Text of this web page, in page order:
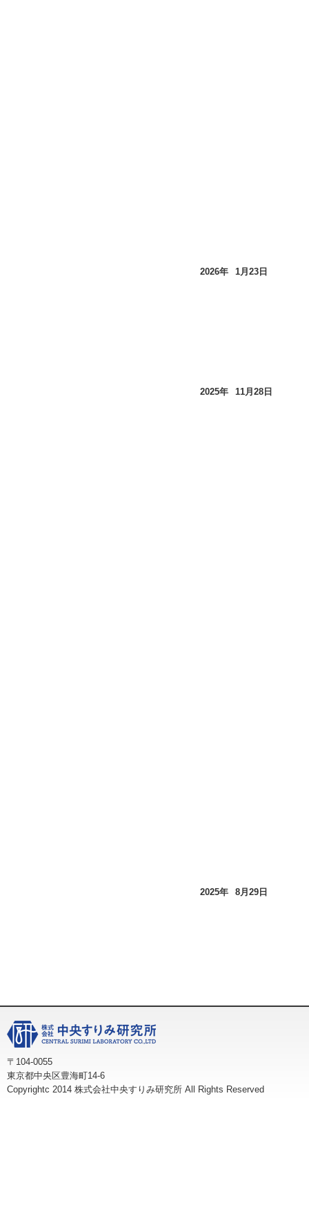
2026年 1月23日
2025年 11月28日
2025年 8月29日
〒104-0055
東京都中央区豊海町14-6
Copyrightc 2014 株式会社中央すりみ研究所 All Rights Reserved